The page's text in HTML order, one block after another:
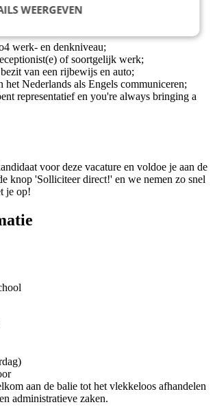
werk- en denkniveau;
of soortgelijk werk;
van een rijbewijs en auto;
het Nederlands als Engels communiceren;
representatief en you're always bringing a
voor deze vacature en voldoe je aan de
knop 'Solliciteer direct!' en we nemen zo snel
je op!
aan de balie tot het vlekkeloos afhandelen
administratieve zaken.
WEERGEVEN